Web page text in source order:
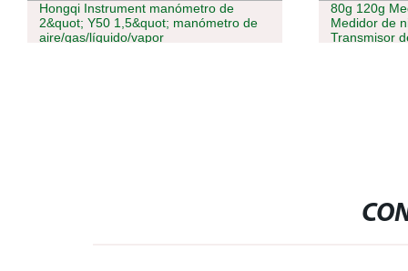
Hongqi Instrument manómetro de
2&quot; Y50 1,5&quot; manómetro de
aire/gas/líquido/vapor
80g 120g
Medidor de
Transmisor